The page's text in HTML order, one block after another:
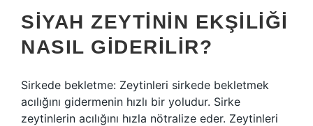
SIYAH ZEYTININ EKŞILIĞI
NASIL GIDERILIR?
Sirkede bekletme: Zeytinleri sirkede bekletmek
acılığını gidermenin hızlı bir yoludur. Sirke
zeytinlerin acılığını hızla nötralize eder. Zeytinleri